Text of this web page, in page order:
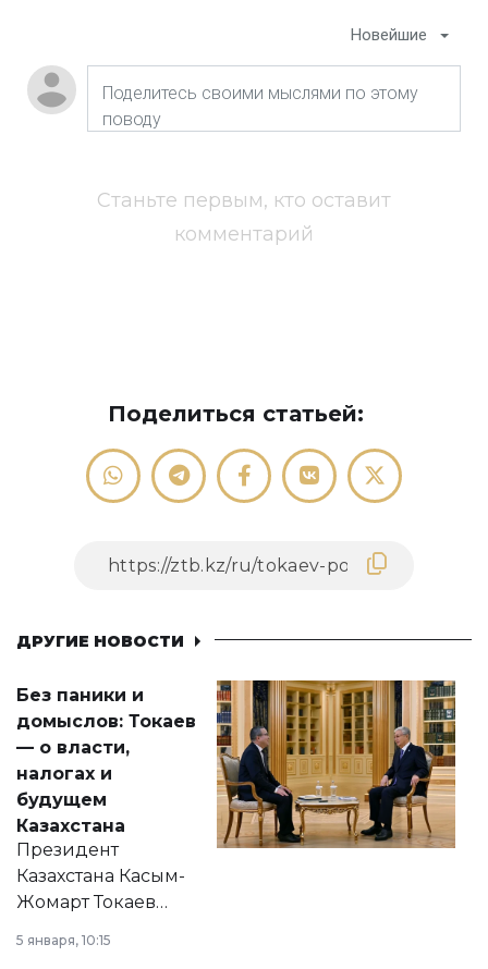
Новейшие
Станьте первым, кто оставит
комментарий
Поделиться статьей:
ДРУГИЕ НОВОСТИ
Без паники и
домыслов: Токаев
— о власти,
налогах и
будущем
Казахстана
Президент
Казахстана Касым-
Жомарт Токаев
сразу несколько
5 января, 10:15